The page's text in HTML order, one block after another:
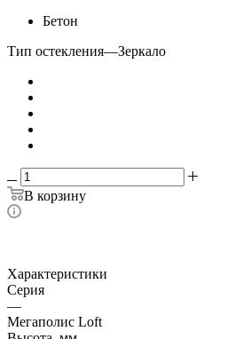
Бетон
Тип остекления—Зеркало
В корзину
Характеристики
Серия
—
Мегаполис Loft